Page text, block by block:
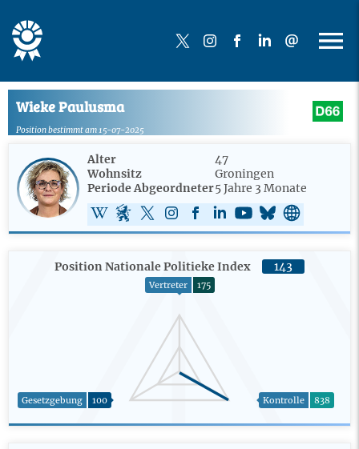
Wieke Paulusma
Position bestimmt am 15-07-2025
Alter
47
Wohnsitz
Groningen
Periode Abgeordneter5 Jahre 3 Monate
Position Nationale Politieke Index 143
Gesetzgebung 100
Vertreter 175
Kontrolle 838